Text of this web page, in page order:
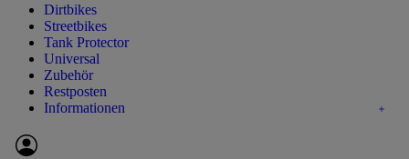
Dirtbikes
Streetbikes
Tank Protector
Universal
Zubehör
Restposten
Informationen